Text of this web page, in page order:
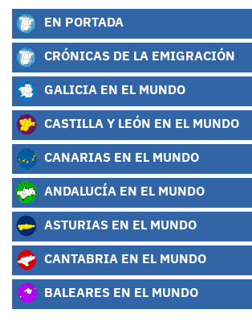
EN PORTADA
CRÓNICAS DE LA EMIGRACIÓN
GALICIA EN EL MUNDO
CASTILLA Y LEÓN EN EL MUNDO
CANARIAS EN EL MUNDO
ANDALUCÍA EN EL MUNDO
ASTURIAS EN EL MUNDO
CANTABRIA EN EL MUNDO
BALEARES EN EL MUNDO